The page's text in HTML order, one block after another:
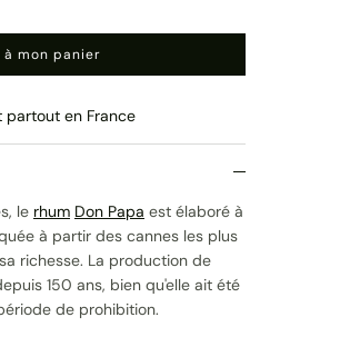
mon panier
partout en France
le rhum Don Papa est élaboré à
à partir des cannes les plus
richesse. La production de
150 ans, bien qu'elle ait été
de prohibition.